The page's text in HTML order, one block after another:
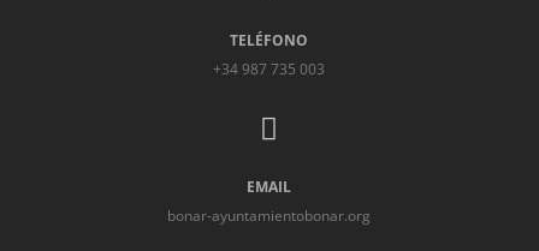
TELÉFONO
+34 987 735 003

EMAIL
bonar-ayuntamientobonar.org